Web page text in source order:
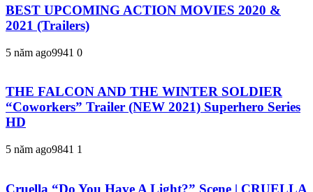
BEST UPCOMING ACTION MOVIES 2020 &
2021 (Trailers)
5 năm ago9941 0
THE FALCON AND THE WINTER SOLDIER
“Coworkers” Trailer (NEW 2021) Superhero Series
HD
5 năm ago9841 1
Cruella “Do You Have A Light?” Scene | CRUELLA